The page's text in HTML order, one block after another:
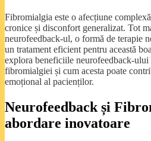
Fibromialgia este o afecțiune
cronice și disconfort generalizat. Tot
neurofeedback-ul, o formă de terapie
un tratament eficient pentru această
explora beneficiile neurofeedback-
fibromialgiei și cum acesta poate
emoțional al pacienților.
Neurofeedback și
abordare inovatoare